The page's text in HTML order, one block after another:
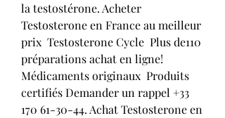
la testostérone. Acheter
Testosterone en France au meilleur
prix  Testosterone Cycle  Plus de110
préparations achat en ligne! ️
Médicaments originaux  Produits
certifiés Demander un rappel +33
170 61-30-44. Achat Testosterone en